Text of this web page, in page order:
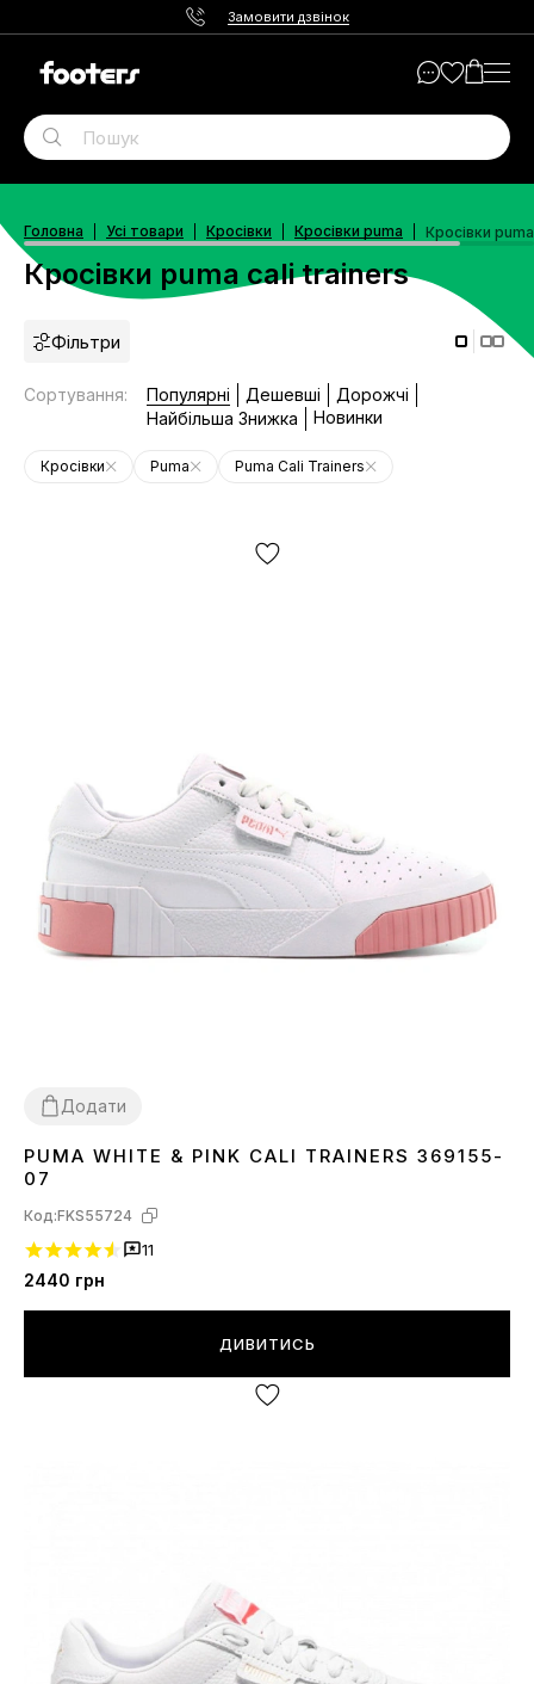
Замовити дзвінок
Головна Усі товари Кросівки Кросівки puma Кросівки
Кросівки puma cali trainers
Фільтри
Сортування: Популярні Дешевші
Дорожчі
Найбільша Знижка
Новинки
Кросівки Puma Puma Cali Trainers
Додати
363738
PUMA WHITE & PINK CALI TRAINERS 369155-
07
Код:FKS55724
11
2440 грн
ДИВИТИСЬ